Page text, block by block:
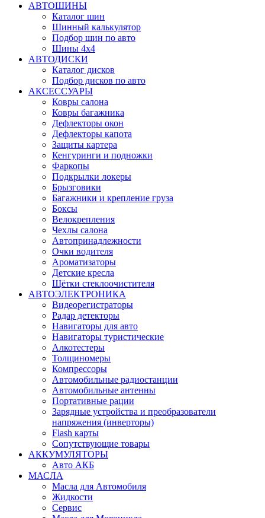
АВТОШИНЫ
Каталог шин
Шинный калькулятор
Подбор шин по авто
Шины 4x4
АВТОДИСКИ
Каталог дисков
Подбор дисков по авто
АКСЕССУАРЫ
Ковры салона
Ковры багажника
Дефлекторы окон
Дефлекторы капота
Защиты картера
Кенгуринги и подножки
Фаркопы
Подкрылки локеры
Брызговики
Багажники и крепление груза
Боксы
Велокрепления
Чехлы салона
Автопринадлежности
Очки водителя
Ароматизаторы
Детские кресла
Щётки стеклоочистителя
АВТОЭЛЕКТРОНИКА
Видеорегистраторы
Радар детекторы
Навигаторы для авто
Навигаторы туристические
Алкотестеры
Толщиномеры
Компрессоры
Автомобильные радиостанции
Автомобильные антенны
Портативные рации
Зарядные устройства и преобразователи
напряжения (инверторы)
Flash карты
Сопутствующие товары
АККУМУЛЯТОРЫ
Авто АКБ
МАСЛА
Масла для Автомобиля
Жидкости
Сервис